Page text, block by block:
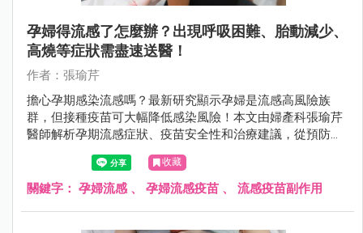
孕婦得流感了怎麼辦？出現呼吸困難、胎動減少、
高燒等症狀需盡速送醫！
作者：張瑜芹
擔心孕期感染流感嗎？最新研究顯示孕婦是流感高風險族
群，但接種疫苗可大幅降低感染風險！本文由婦產科張瑜芹
醫師解析孕期流感症狀、疫苗安全性和治療建議，從預防、
診斷到照護策略，提供完整防護方案，守護媽媽寶寶健康！
公費疫苗資格、接種時機、防護重點一次搞懂。
收藏
關鍵字： 孕婦流感 、 孕婦流感疫苗 、 流感疫苗副作用